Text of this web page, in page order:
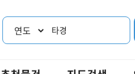
타경